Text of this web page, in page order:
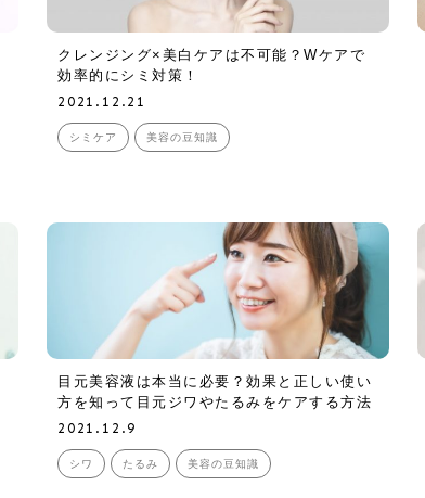
クレンジング×美白ケアは不可能？Wケアで
効率的にシミ対策！
2021.12.21
シミケア 美容の豆知識
目元美容液は本当に必要？効果と正しい使い
方を知って目元ジワやたるみをケアする方法
2021.12.9
シワ たるみ 美容の豆知識